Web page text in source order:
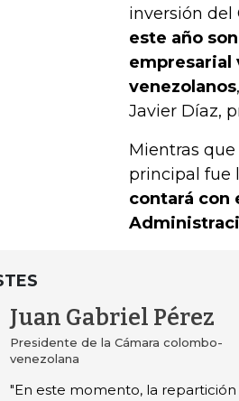
inversión del
este año
empresarial
venezolanos
Javier Díaz,
Mientras
principal fue
contará con
Juan Gabriel Pérez
Presidente de la Cámara colombo-
venezolana
"En este momento, la repartición